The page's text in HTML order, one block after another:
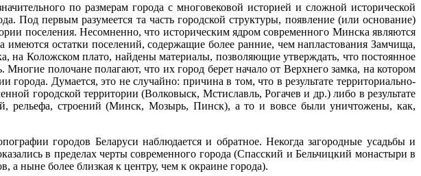
по размерам города с многовековой историей и сложной исторической
Под первым разумеется та часть городской структуры, появление (или основание)
поселения. Несомненно, что историческим ядром современного Минска являются
остатки поселений, содержащие более ранние, чем напластования Замчища,
на Коложском плато, найдены материалы, позволяющие утверждать, что постоянное
Многие полочане полагают, что их город берет начало от Верхнего замка, на котором
Думается, это не случайно: причина в том, что в результате территориально-
городской территории (Волковыск, Мстиславль, Рогачев и др.) либо в результате
рельефа, строений (Минск, Мозырь, Пинск), а то и вовсе были уничтожены, как,
городов Беларуси наблюдается и обратное. Некогда загородные усадьбы и
в пределах черты современного города (Спасский и Бельчицкий монастыри в
ныне более близкая к центру, чем к окраине города).